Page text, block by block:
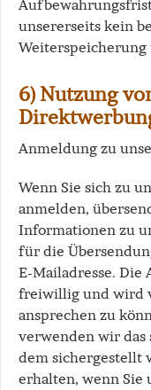
unsererseits kein
Weiterspeicherung
6) Nutzung
Anmeldung zu
Wenn Sie sich zu
anmelden,
Informationen zu
für die
E-Mailadresse. Die
freiwillig und wird
ansprechen zu
verwenden wir das
dem sichergestellt
erhalten, wenn Sie